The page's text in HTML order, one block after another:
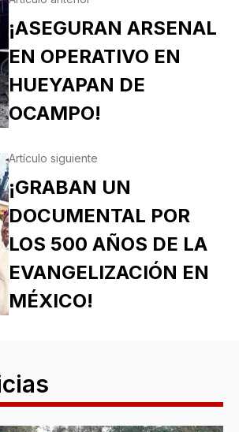
¡ASEGURAN ARSENAL
EN OPERATIVO EN
HUEYAPAN DE
OCAMPO!
Artículo siguiente
¡GRABAN UN
DOCUMENTAL POR
LOS 500 AÑOS DE LA
EVANGELIZACIÓN EN
MÉXICO!